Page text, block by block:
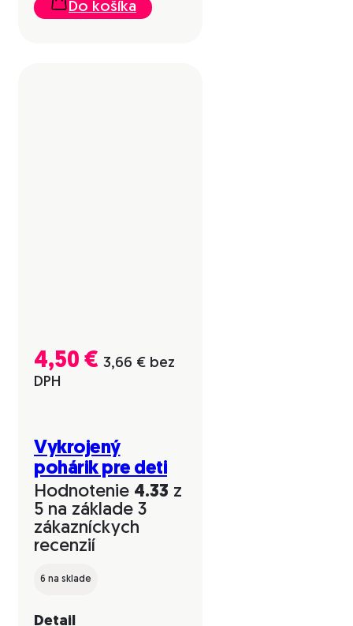
Do košíka
4,50 € 3,66 € bez
DPH
Vykrojený
pohárik pre deti
Hodnotenie 4.33 z
5 na základe 3
zákazníckych
recenzií
6 na sklade
Detail